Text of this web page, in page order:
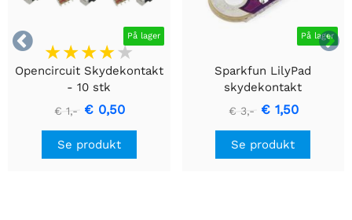

 På lager
Opencircuit Skydekontakt
- 10 stk
€ 1,- € 0,50
Se produkt
På lager
Sparkfun LilyPad
skydekontakt
€ 3,- € 1,50
Se produkt